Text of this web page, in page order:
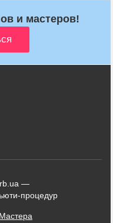
и мастеров!
—
процедур
Мастера